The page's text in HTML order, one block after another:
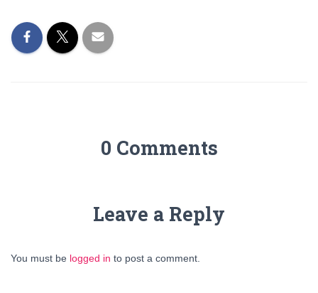
0 Comments
Leave a Reply
You must be logged in to post a comment.